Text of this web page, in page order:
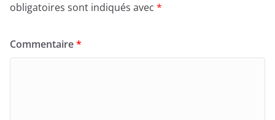
obligatoires sont indiqués avec *
Commentaire*